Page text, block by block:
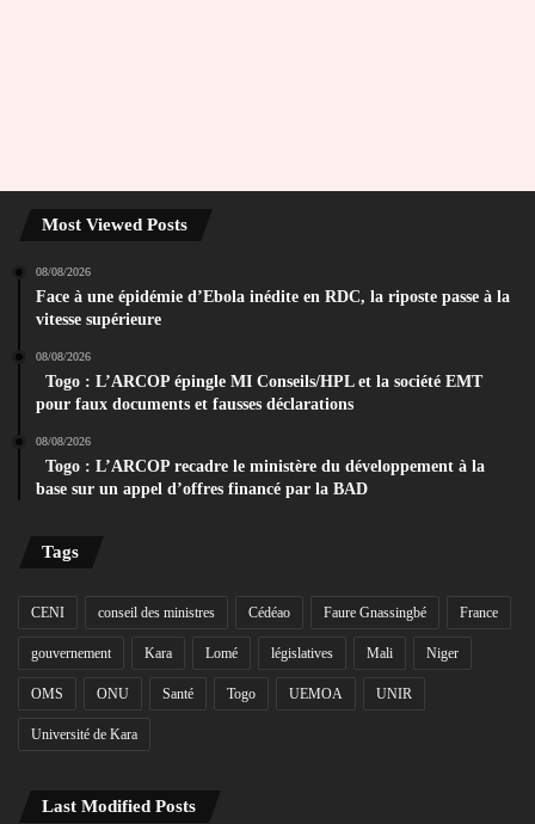
Most Viewed Posts
08/08/2026
Face à une épidémie d’Ebola inédite en RDC, la riposte passe à la
vitesse supérieure
08/08/2026
Togo : L’ARCOP épingle MI Conseils/HPL et la société EMT
pour faux documents et fausses déclarations
08/08/2026
Togo : L’ARCOP recadre le ministère du développement à la
base sur un appel d’offres financé par la BAD
Tags
CENI conseil des ministres Cédéao Faure Gnassingbé France
gouvernement Kara Lomé législatives Mali Niger
OMS ONU Santé Togo UEMOA UNIR
Université de Kara
Last Modified Posts